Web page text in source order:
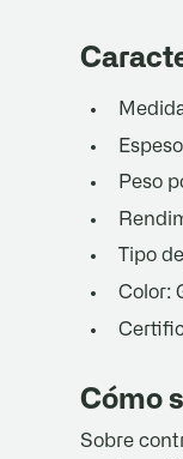
Peso
Tipo
Color:
Cómo
Sobre